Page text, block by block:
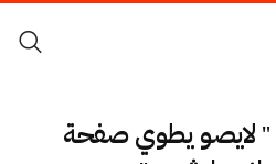
" لايصو يطوي صفحة